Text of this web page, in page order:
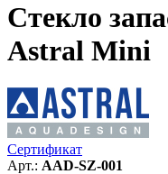
Стекло
Astral Mini
Сертификат
Арт.: AAD-SZ-001